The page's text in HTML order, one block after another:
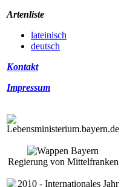
Artenliste
lateinisch
deutsch
Kontakt
Impressum
Regierung von Mittelfranken